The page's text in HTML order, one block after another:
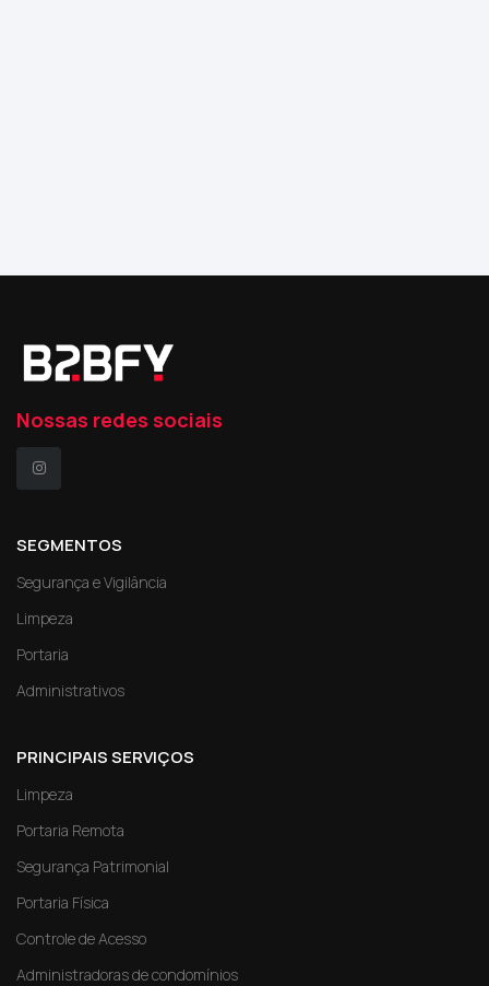
Nossas redes sociais
SEGMENTOS
Segurança e Vigilância
Limpeza
Portaria
Administrativos
PRINCIPAIS SERVIÇOS
Limpeza
Portaria Remota
Segurança Patrimonial
Portaria Física
Controle de Acesso
Administradoras de condomínios